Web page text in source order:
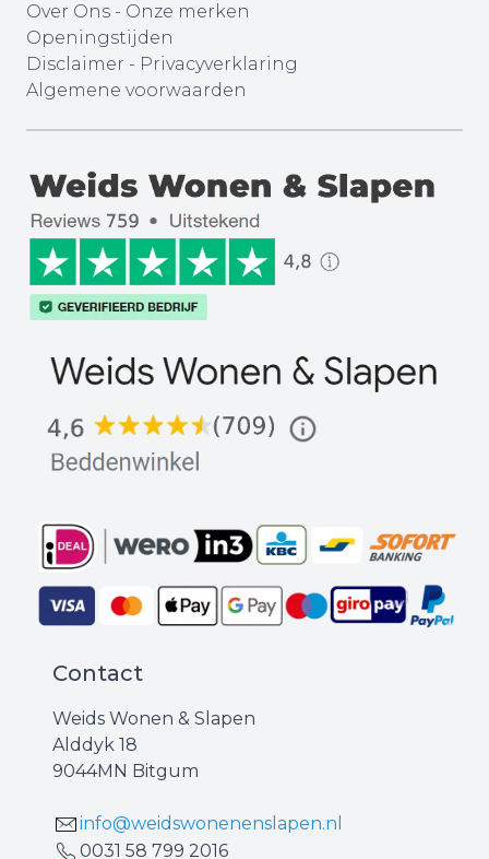
Over Ons - Onze merken
Openingstijden
Disclaimer - Privacyverklaring
Algemene voorwaarden
Contact
Weids Wonen & Slapen
Alddyk 18
9044MN Bitgum
info@weidswonenenslapen.nl
0031 ‪58 799 2016‬